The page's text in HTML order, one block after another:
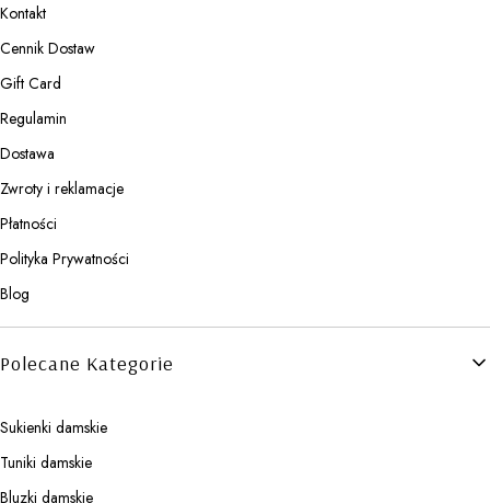
Kontakt
Cennik Dostaw
Gift Card
Regulamin
Dostawa
Zwroty i reklamacje
Płatności
Polityka Prywatności
Blog
Polecane Kategorie
Sukienki damskie
Tuniki damskie
Bluzki damskie